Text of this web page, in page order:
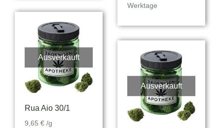
Werktage
Ausverkauft
Rua Aio 30/1
9,65 € /g
Ausverkauft